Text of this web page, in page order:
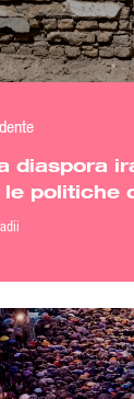
diaspora
politiche